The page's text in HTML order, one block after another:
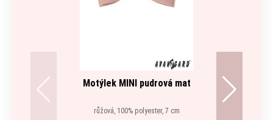
Motýlek MINI pudrová mat
růžová, 100% polyester, 7 cm